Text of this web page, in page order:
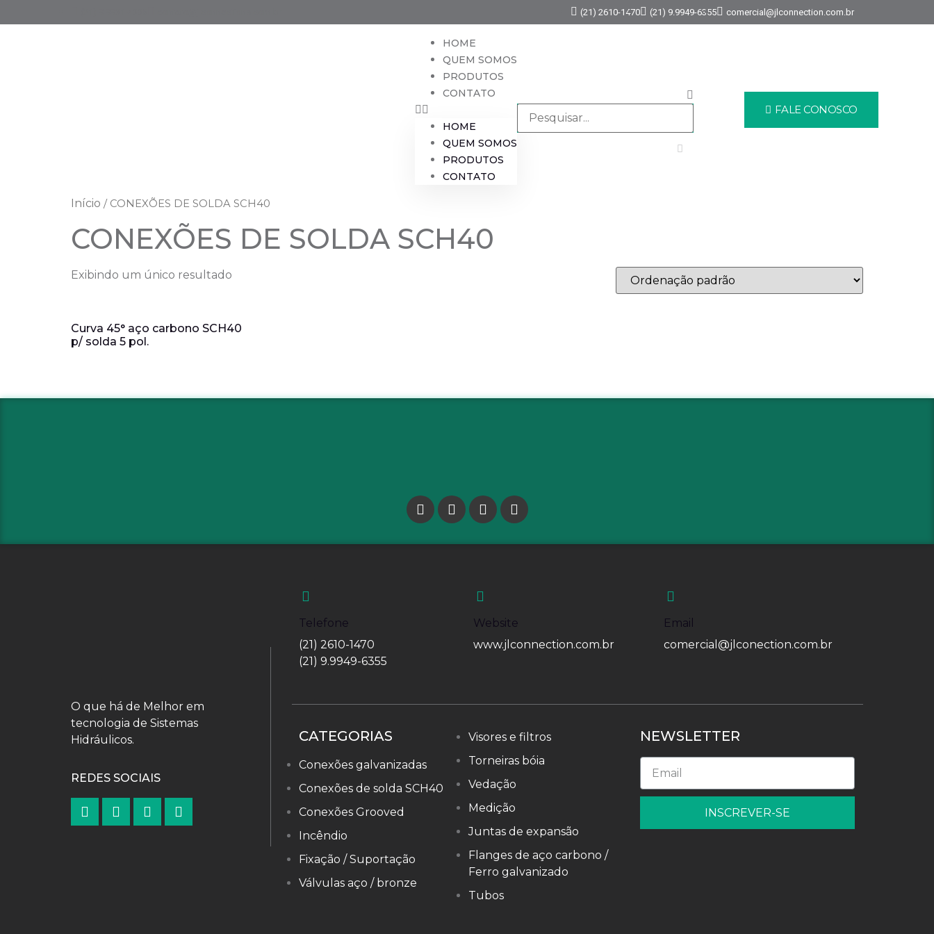
(21) 2610-1470 (21) 9.9949-6355 comercial@jlconnection.com.br
HOME
QUEM SOMOS
PRODUTOS
CONTATO
HOME
QUEM SOMOS
PRODUTOS
CONTATO
FALE CONOSCO
Início / CONEXÕES DE SOLDA SCH40
CONEXÕES DE SOLDA SCH40
Exibindo um único resultado
Curva 45° aço carbono SCH40
p/ solda 5 pol.
O que há de Melhor em
tecnologia de Sistemas
Hidráulicos.
REDES SOCIAIS
Telefone
(21) 2610-1470
(21) 9.9949-6355
Website
www.jlconnection.com.br
Email
comercial@jlconection.com.br
CATEGORIAS
Conexões galvanizadas
Conexões de solda SCH40
Conexões Grooved
Incêndio
Fixação / Suportação
Válvulas aço / bronze
Visores e filtros
Torneiras bóia
Vedação
Medição
Juntas de expansão
Flanges de aço carbono /
Ferro galvanizado
Tubos
NEWSLETTER
INSCREVER-SE